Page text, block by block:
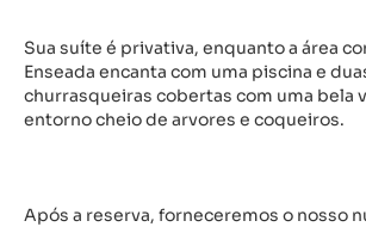
Sua suíte é privativa, enquanto a área
Enseada encanta com uma piscina e
churrasqueiras cobertas com uma bela
entorno cheio de arvores e coqueiros.
Após a reserva, forneceremos o nosso